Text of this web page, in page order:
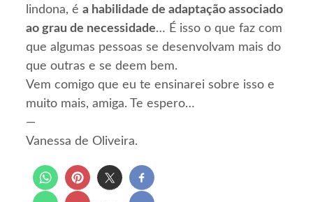
lindona, éa habilidade de adaptação associado
ao grau de necessidade… É isso o que faz com
que algumas pessoas se desenvolvam mais do
que outras e se deem bem.
Vem comigo que eu te ensinarei sobre isso e
muito mais, amiga. Te espero…
—
Vanessa de Oliveira.